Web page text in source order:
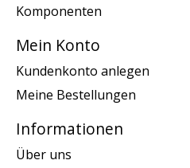
Komponenten
Mein Konto
Kundenkonto anlegen
Meine Bestellungen
Informationen
Über uns